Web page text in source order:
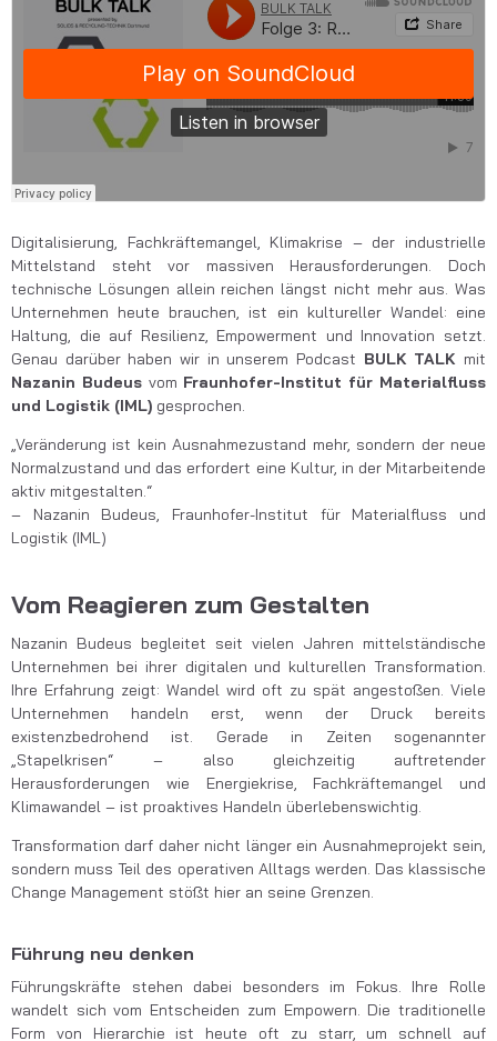
Digitalisierung, Fachkräftemangel, Klimakrise – der industrielle
Mittelstand steht vor massiven Herausforderungen. Doch
technische Lösungen allein reichen längst nicht mehr aus. Was
Unternehmen heute brauchen, ist ein kultureller Wandel: eine
Haltung, die auf Resilienz, Empowerment und Innovation setzt.
Genau darüber haben wir in unserem Podcast BULK TALK mit
Nazanin Budeusvom Fraunhofer-Institut für Materialfluss
und Logistik (IML) gesprochen.
„Veränderung ist kein Ausnahmezustand mehr, sondern der neue
Normalzustand und das erfordert eine Kultur, in der Mitarbeitende
aktiv mitgestalten.“
– Nazanin Budeus, Fraunhofer-Institut für Materialfluss und
Logistik (IML)
Vom Reagieren zum Gestalten
Nazanin Budeus begleitet seit vielen Jahren mittelständische
Unternehmen bei ihrer digitalen und kulturellen Transformation.
Ihre Erfahrung zeigt: Wandel wird oft zu spät angestoßen. Viele
Unternehmen handeln erst, wenn der Druck bereits
existenzbedrohend ist. Gerade in Zeiten sogenannter
„Stapelkrisen“ – also gleichzeitig auftretender
Herausforderungen wie Energiekrise, Fachkräftemangel und
Klimawandel – ist proaktives Handeln überlebenswichtig.
Transformation darf daher nicht länger ein Ausnahmeprojekt sein,
sondern muss Teil des operativen Alltags werden. Das klassische
Change Management stößt hier an seine Grenzen.
Führung neu denken
Führungskräfte stehen dabei besonders im Fokus. Ihre Rolle
wandelt sich vom Entscheiden zum Empowern. Die traditionelle
Form von Hierarchie ist heute oft zu starr, um schnell auf